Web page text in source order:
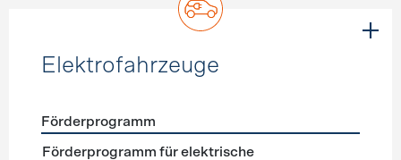
Elektrofahrzeuge
Förderprogramme Elektrofahrzeuge
Förderprogramm
Förderprogramm für elektrische